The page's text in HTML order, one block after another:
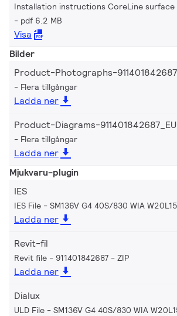
Installation instructions CoreLine surface
pdf 6.2 MB
Visa
Bilder
Product-Photographs-
Flera tillgångar
Ladda ner
Product-Diagrams-911401842687_EU
Flera tillgångar
Ladda ner
Mjukvaru-plugin
IES
IES File - SM136V G4 40S/830 WIA
Ladda ner
Revit-fil
Revit file - 911401842687 ZIP
Ladda ner
Dialux
ULD File - SM136V G4 40S/830 WIA